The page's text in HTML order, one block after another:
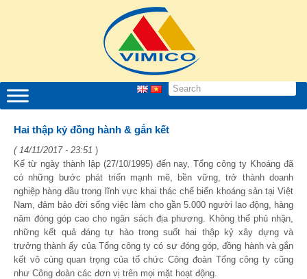
Hai thập kỷ đồng hành & gắn kết
( 14/11/2017 - 23:51 )
Kể từ ngày thành lập (27/10/1995) đến nay, Tổng công ty Khoáng đã
có những bước phát triển mạnh mẽ, bền vững, trở thành doanh
nghiệp hàng đầu trong lĩnh vực khai thác chế biến khoáng sản tại Việt
Nam, đảm bảo đời sống việc làm cho gần 5.000 người lao động, hàng
năm đóng góp cao cho ngân sách địa phương. Không thể phủ nhận,
những kết quả đáng tự hào trong suốt hai thập kỷ xây dựng và
trưởng thành ấy của Tổng công ty có sự đóng góp, đồng hành và gắn
kết vô cùng quan trọng của tổ chức Công đoàn Tổng công ty cũng
như Công đoàn các đơn vị trên mọi mặt hoạt động.